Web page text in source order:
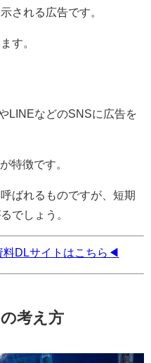
される広告です。
す。
LINEなどのSNSに広告を
特徴です。
ばれるものですが、短期
でしょう。
DLサイトはこちら◀
考え方